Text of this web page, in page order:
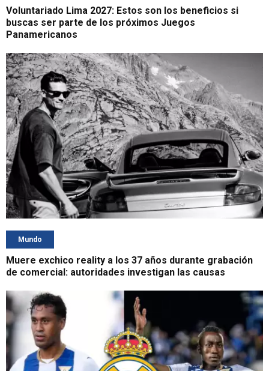
Voluntariado Lima 2027: Estos son los beneficios si
buscas ser parte de los próximos Juegos
Panamericanos
Mundo
Muere exchico reality a los 37 años durante grabación
de comercial: autoridades investigan las causas